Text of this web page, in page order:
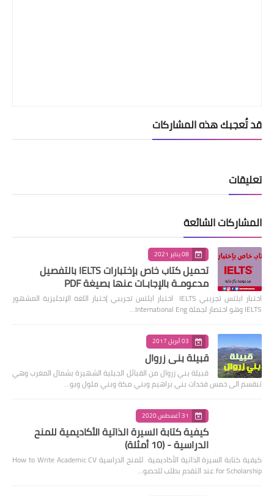
قد تُعجبك هذه المشاركات
تعليقات
المشاركات الشائعة
08 يناير 2021
تحميل كتاب خاص بإختبارات IELTS بالتفصيل
مدعومـة بالإجابـات عنها بصيغة PDF
اختبار ايلتس تجريبي IELTS اختبار ايلتس تجريبي إختبار اللغة الإنجليزية المشهور
IELTS وهو اختصار لجملة International Eng…
03 أبريل 2017
قبيلة بني زروال
قبيلة بني زروال من القبائل الجبلية الشهيرة بشمال المغرب وهي
تنقسم الى خمس فخدات بني براهيم وبني مكة وبني ملول وبو…
31 أغسطس 2020
كيفية كتابة السيرة الذاتية الأكاديمية للمنح
الدراسية - (10 أمثلة)
كيفية كتابة السيرة الذاتية الأكاديمية للمنح الدراسية How to Write Academic CV
for Scholarship عند التقدم بطلب للحصو…